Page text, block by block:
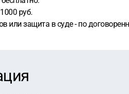
руб.
или защита в суде - по